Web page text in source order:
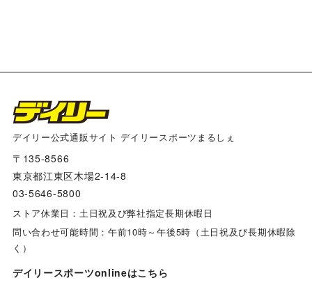
デイリー公式通販サイト デイリースポーツまるしぇ
〒135-8566
東京都江東区木場2-14-8
03-5646-5800
ストア休業日：土日祝及び弊社指定長期休暇日
問い合わせ可能時間：午前10時～午後5時（土日祝及び長期休暇除
く）
デイリースポーツonlineはこちら